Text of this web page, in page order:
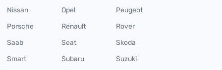
Nissan
Opel
Peugeot
Porsche
Renault
Rover
Saab
Seat
Skoda
Smart
Subaru
Suzuki